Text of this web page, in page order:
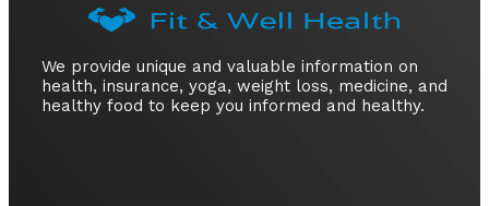
We provide unique and valuable information on
health, insurance, yoga, weight loss, medicine, and
healthy food to keep you informed and healthy.